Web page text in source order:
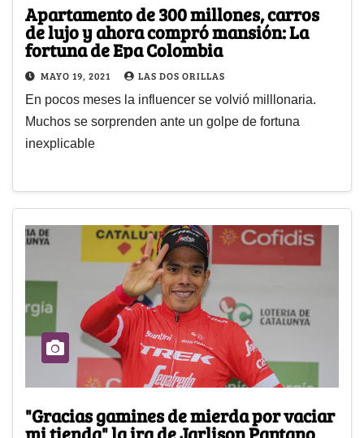
Apartamento de 300 millones, carros
de lujo y ahora compró mansión: La
fortuna de Epa Colombia
MAYO 19, 2021 LAS DOS ORILLAS
En pocos meses la influencer se volvió milllonaria.
Muchos se sorprenden ante un golpe de fortuna
inexplicable
"Gracias gamines de mierda por vaciar